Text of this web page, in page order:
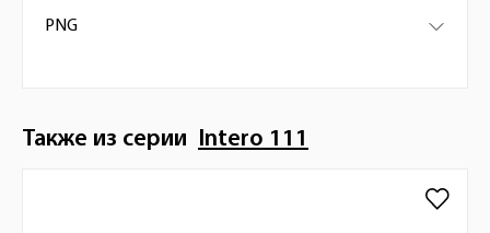
PNG
Также из серии Intero 111